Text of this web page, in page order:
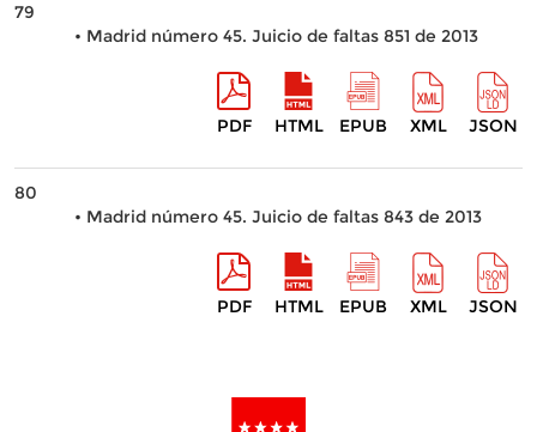
79
• Madrid número 45. Juicio de faltas 851 de 2013
PDF HTML EPUB XML JSON
80
• Madrid número 45. Juicio de faltas 843 de 2013
PDF HTML EPUB XML JSON